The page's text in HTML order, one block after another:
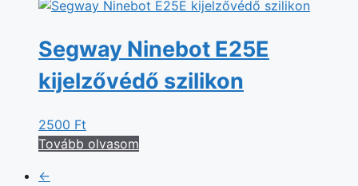
Segway Ninebot E25E
kijelzővédő szilikon
2500 Ft
Tovább olvasom
←